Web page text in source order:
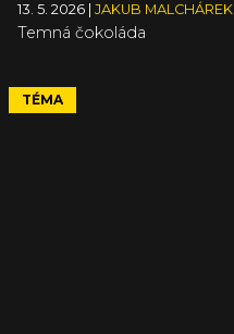
13. 5. 2026 JAKUB MALCHÁREK
Temná čokoláda
TÉMA